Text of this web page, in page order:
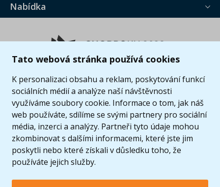
Tato webová stránka používá cookies
K personalizaci obsahu a reklam, poskytování funkcí
sociálních médií a analýze naší návštěvnosti
využíváme soubory cookie. Informace o tom, jak náš
web používáte, sdílíme se svými partnery pro sociální
média, inzerci a analýzy. Partneři tyto údaje mohou
zkombinovat s dalšími informacemi, které jste jim
poskytli nebo které získali v důsledku toho, že
používáte jejich služby.
Nabídka